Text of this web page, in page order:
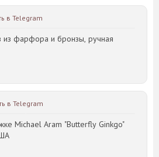
в Telegram
из фарфора и бронзы, ручная
в Telegram
Michael Aram "Butterfly Ginkgo"